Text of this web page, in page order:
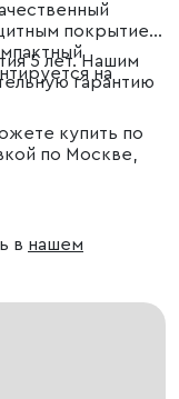
покрытием.
на
5 лет. Нашим
гарантию
купить по
по Москве,
в нашем